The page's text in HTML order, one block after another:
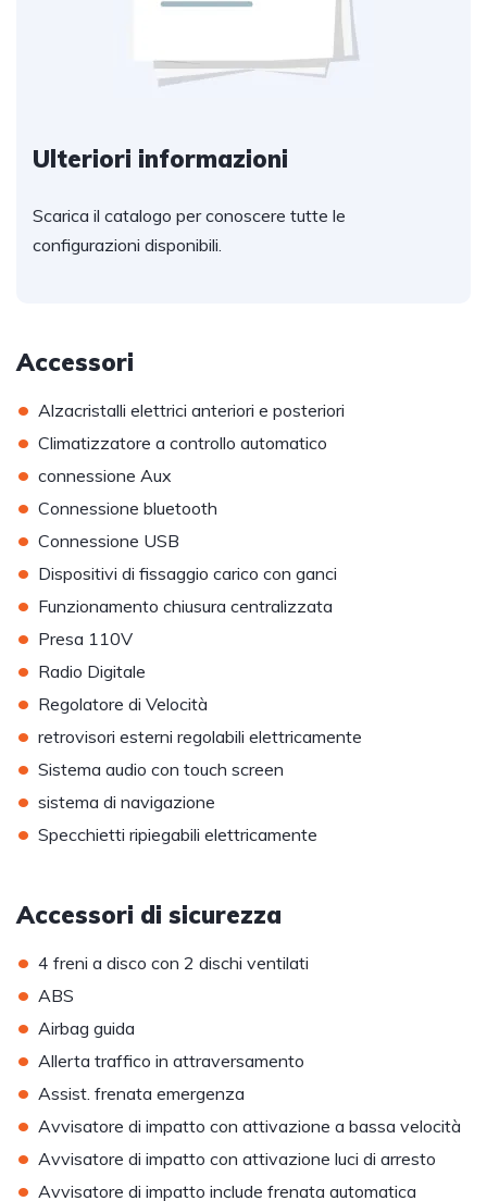
Ulteriori informazioni
Scarica il catalogo per conoscere tutte le
configurazioni disponibili.
Accessori
• Alzacristalli elettrici anteriori e posteriori
• Climatizzatore a controllo automatico
• connessione Aux
• Connessione bluetooth
• Connessione USB
• Dispositivi di fissaggio carico con ganci
• Funzionamento chiusura centralizzata
• Presa 110V
• Radio Digitale
• Regolatore di Velocità
• retrovisori esterni regolabili elettricamente
• Sistema audio con touch screen
• sistema di navigazione
• Specchietti ripiegabili elettricamente
Accessori di sicurezza
• 4 freni a disco con 2 dischi ventilati
• ABS
• Airbag guida
• Allerta traffico in attraversamento
• Assist. frenata emergenza
• Avvisatore di impatto con attivazione a bassa velocità
• Avvisatore di impatto con attivazione luci di arresto
• Avvisatore di impatto include frenata automatica